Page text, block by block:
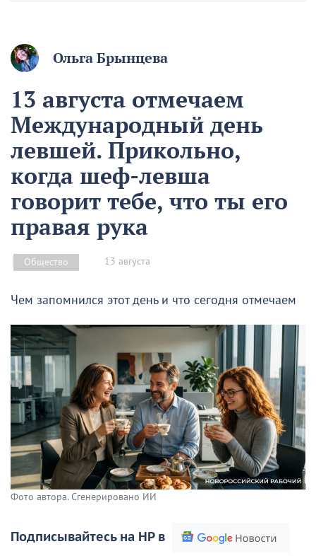
Ольга Брынцева
13 августа отмечаем
Международный день
левшей. Прикольно,
когда шеф-левша
говорит тебе, что ты его
правая рука
Общество 13 августа
Чем запомнился этот день и что сегодня отмечаем
Фото автора. Сгенерировано ИИ
Подписывайтесь на НР в